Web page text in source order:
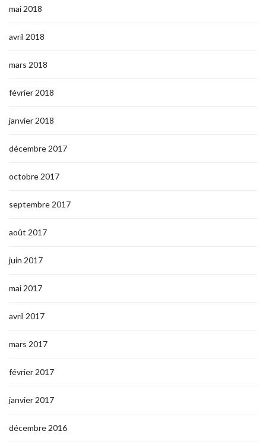
mai 2018
avril 2018
mars 2018
février 2018
janvier 2018
décembre 2017
octobre 2017
septembre 2017
août 2017
juin 2017
mai 2017
avril 2017
mars 2017
février 2017
janvier 2017
décembre 2016